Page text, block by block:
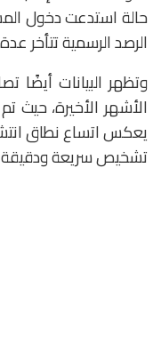
حالة استدعت دخول
الرصد الرسمية تتأخر
وتظهر البيانات أيضًا
يعكس اتساع نطاق
تشخيص سريعة ودقيقة